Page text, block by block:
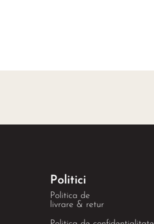
Politici
Politica de
livrare & retur